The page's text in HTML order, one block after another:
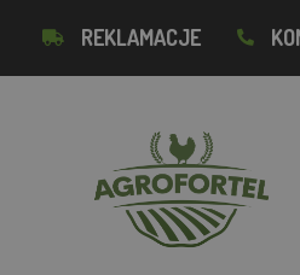
REKLAMACJE